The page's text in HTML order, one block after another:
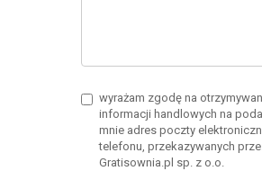
wyrażam zgodę na
informacji handlowych na
mnie adres poczty
telefonu, przekazywanych
Gratisownia.pl sp. z o.o.